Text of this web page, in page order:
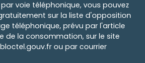
voie téléphonique, vous pouvez
sur la liste d'opposition
téléphonique, prévu par l'article
de la consommation, sur le site
ou par courrier